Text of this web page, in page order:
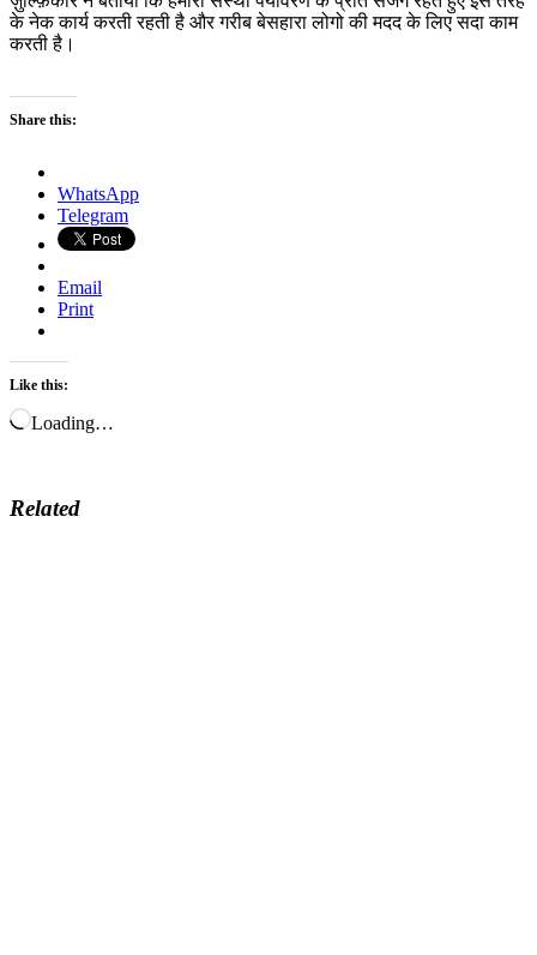
के नेक कार्य करती रहती है और गरीब बेसहारा लोगो की मदद के लिए सदा काम
करती है।
Share this:
WhatsApp
Telegram
Email
Print
Like this:
Loading…
Related